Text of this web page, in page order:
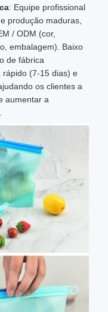
: Equipe profissional
produção maduras,
/ ODM (cor,
embalagem). Baixo
de fábrica
rápido (7-15 dias) e
os clientes a
aumentar a